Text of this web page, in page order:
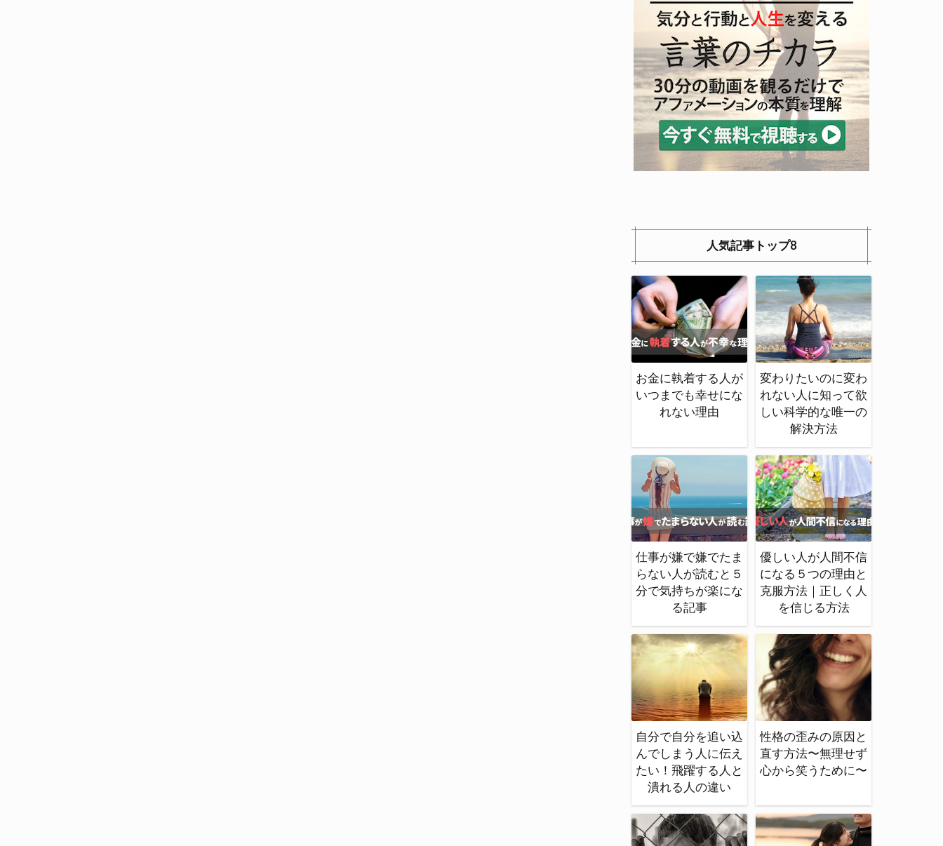
人気記事トップ8
お金に執着する人が
いつまでも幸せにな
れない理由
変わりたいのに変わ
れない人に知って欲
しい科学的な唯一の
解決方法
仕事が嫌で嫌でたま
らない人が読むと５
分で気持ちが楽にな
る記事
優しい人が人間不信
になる５つの理由と
克服方法｜正しく人
を信じる方法
自分で自分を追い込
んでしまう人に伝え
たい！飛躍する人と
潰れる人の違い
性格の歪みの原因と
直す方法〜無理せず
心から笑うために〜